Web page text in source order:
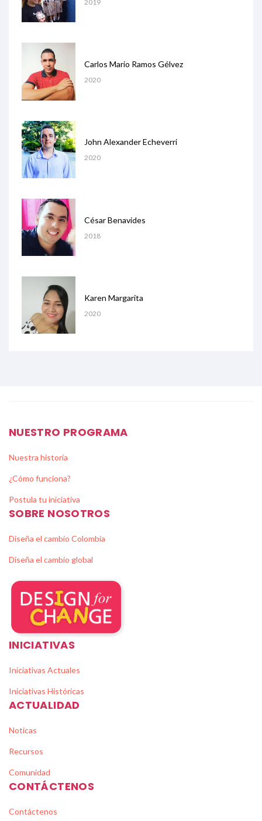
2019
Carlos Mario Ramos Gélvez
2020
John Alexander Echeverri
2020
César Benavides
2018
Karen Margarita
2020
NUESTRO PROGRAMA
Nuestra historia
¿Cómo funciona?
Postula tu iniciativa
SOBRE NOSOTROS
Diseña el cambio Colombia
Diseña el cambio global
INICIATIVAS
Iniciativas Actuales
Iniciativas Históricas
ACTUALIDAD
Noticas
Recursos
Comunidad
CONTÁCTENOS
Contáctenos